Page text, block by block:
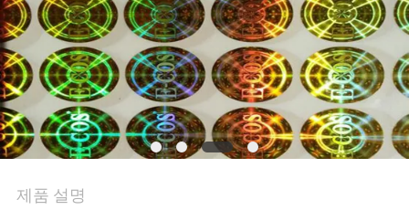
락
주
세
요
뉴
제품 설명